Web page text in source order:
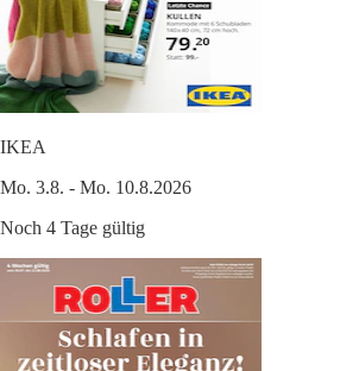
IKEA
Mo. 3.8. - Mo. 10.8.2026
Noch 4 Tage gültig